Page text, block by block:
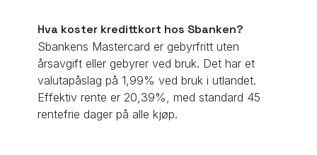
Hva koster kredittkort hos Sbanken?
Sbankens Mastercard er gebyrfritt uten
årsavgift eller gebyrer ved bruk. Det har et
valutapåslag på 1,99% ved bruk i utlandet.
Effektiv rente er 20,39%, med standard 45
rentefrie dager på alle kjøp.